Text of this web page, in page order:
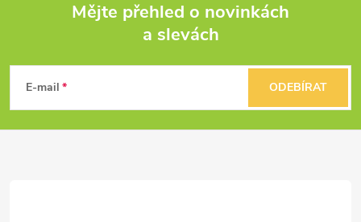
p
Mějte přehled o novinkách
a slevách
E-mail ODEBÍRAT